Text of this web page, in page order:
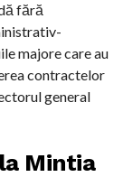
fără
majore care au
contractelor
general
Mintia